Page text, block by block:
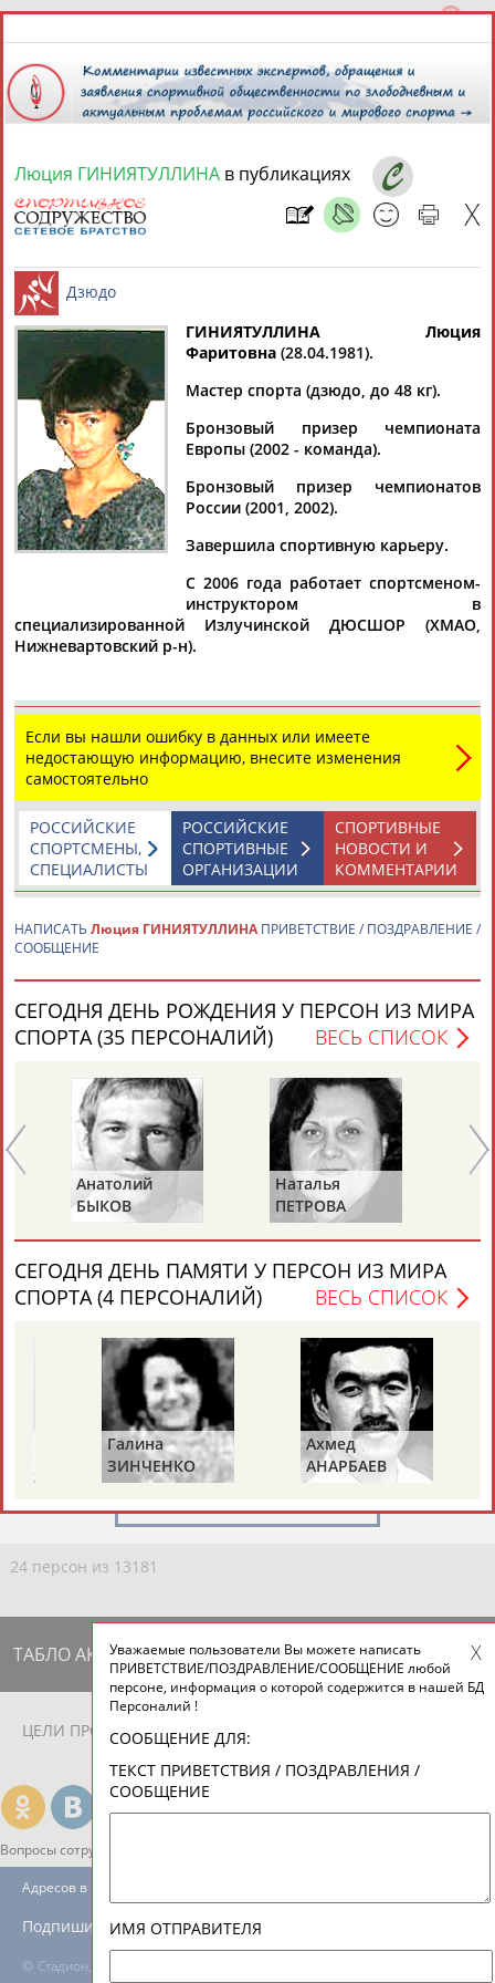
6 августа 2026 года,
СПОРТСМЕНЫ, ТРЕНЕРЫ И СПЕЦИАЛИСТЫ
Найдено: 13181персон Расширенный поиск
Аслаудин
АБАЕВ
АБАИМОВА
АБАКУМОВА
Юлия
АБАЛАКИНА
Тамилла
АБАСОВА
Рамазан
АБАЧАРАЕВ
Ростом
АБАШИДЗЕ
АББАТЕ-
БУЛАТОВА
АББЯСОВА
АБДИКАРИМОВААБДРАХМАНОВ
Каримжан
АБДРАХМАНОВ
Аделя
АБДРАХМАНОВА
Андрей
АБДУВАЛИЕВ
Герман
АБДУЛАЕВ
Рамазан
АБДУЛАЕВ
Тагир
АБДУЛАЕВ
Камиль
АБДУЛАЗИЗОВ
Загалав
АБДУЛБЕКОВ
АБДУЛДАУДОВ
Абдула
АБДУЛЖАЛИЛОВ
Магомед
АБДУЛКАГИРОВ
Назир
АБДУЛЛАЕВ
24 персон из 13181
ТАБЛО АКТИВНОСТИ
ЦЕЛИ ПРОЕКТА КОНТАКТЫ
Вопросы сотрудничества и совместной деятельности
© Стадион, 1998-2026
Адресов в новостной рассылке: 996
Подпишись
Люция ГИНИЯТУЛЛИНА в публикациях
Дзюдо
ГИНИЯТУЛЛИНА Люция
Фаритовна (28.04.1981).
Мастер спорта (дзюдо, до 48 кг).
Бронзовый призер чемпионата
Европы (2002 - команда).
Бронзовый призер чемпионатов
России (2001, 2002).
Завершила спортивную карьеру.
С 2006 года работает спортсменом-
инструктором в
специализированной Излучинской ДЮСШОР (ХМАО,
Нижневартовский р-н).
Если вы нашли ошибку в данных или имеете
недостающую информацию, внесите изменения
самостоятельно
СПОРТИВНЫЕ
НОВОСТИ И
КОММЕНТАРИИ
РОССИЙСКИЕ
СПОРТИВНЫЕ
ОРГАНИЗАЦИИ
РОССИЙСКИЕ
СПОРТСМЕНЫ,
СПЕЦИАЛИСТЫ
НАПИСАТЬ Люция ГИНИЯТУЛЛИНА ПРИВЕТСТВИЕ / ПОЗДРАВЛЕНИЕ /
СООБЩЕНИЕ
СЕГОДНЯ ДЕНЬ РОЖДЕНИЯ У ПЕРСОН ИЗ МИРА
СПОРТА (35 ПЕРСОНАЛИЙ)
ВЕСЬ СПИСОК
Анатолий
БЫКОВ
Наталья
ПЕТРОВА
СЕГОДНЯ ДЕНЬ ПАМЯТИ У ПЕРСОН ИЗ МИРА
СПОРТА (4 ПЕРСОНАЛИЙ)
ВЕСЬ СПИСОК
Галина
ЗИНЧЕНКО
Ахмед
АНАРБАЕВ
Уважаемые пользователи Вы можете написать
ПРИВЕТСТВИЕ/ПОЗДРАВЛЕНИЕ/СООБЩЕНИЕ любой
персоне, информация о которой содержится в нашей БД
Персоналий !
СООБЩЕНИЕ ДЛЯ:
ТЕКСТ ПРИВЕТСТВИЯ / ПОЗДРАВЛЕНИЯ /
СООБЩЕНИЕ
ИМЯ ОТПРАВИТЕЛЯ